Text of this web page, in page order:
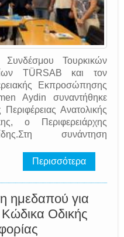
Τουρκικών
TÜRSAB και τον
Εκπροσώπησης
Aydin συναντήθηκε
Ανατολικής
ο Περιφερειάρχης
συνάντηση
Περισσότερα
ημεδαπού για
Οδικής